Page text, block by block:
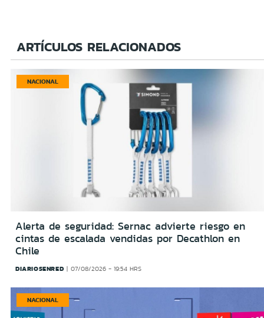
ARTÍCULOS RELACIONADOS
NACIONAL
Alerta de seguridad: Sernac advierte riesgo en
cintas de escalada vendidas por Decathlon en
Chile
DIARIOSENRED 07/08/2026 - 19:54 HRS
NACIONAL